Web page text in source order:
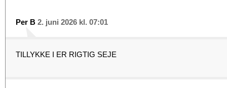
Per B 2. juni 2026 kl. 07:01
TILLYKKE I ER RIGTIG SEJE